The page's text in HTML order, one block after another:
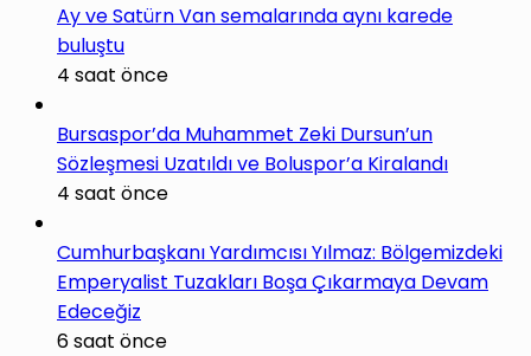
Ay ve Satürn Van semalarında aynı karede
buluştu
4 saat önce
Bursaspor’da Muhammet Zeki Dursun’un
Sözleşmesi Uzatıldı ve Boluspor’a Kiralandı
4 saat önce
Cumhurbaşkanı Yardımcısı Yılmaz: Bölgemizdeki
Emperyalist Tuzakları Boşa Çıkarmaya Devam
Edeceğiz
6 saat önce